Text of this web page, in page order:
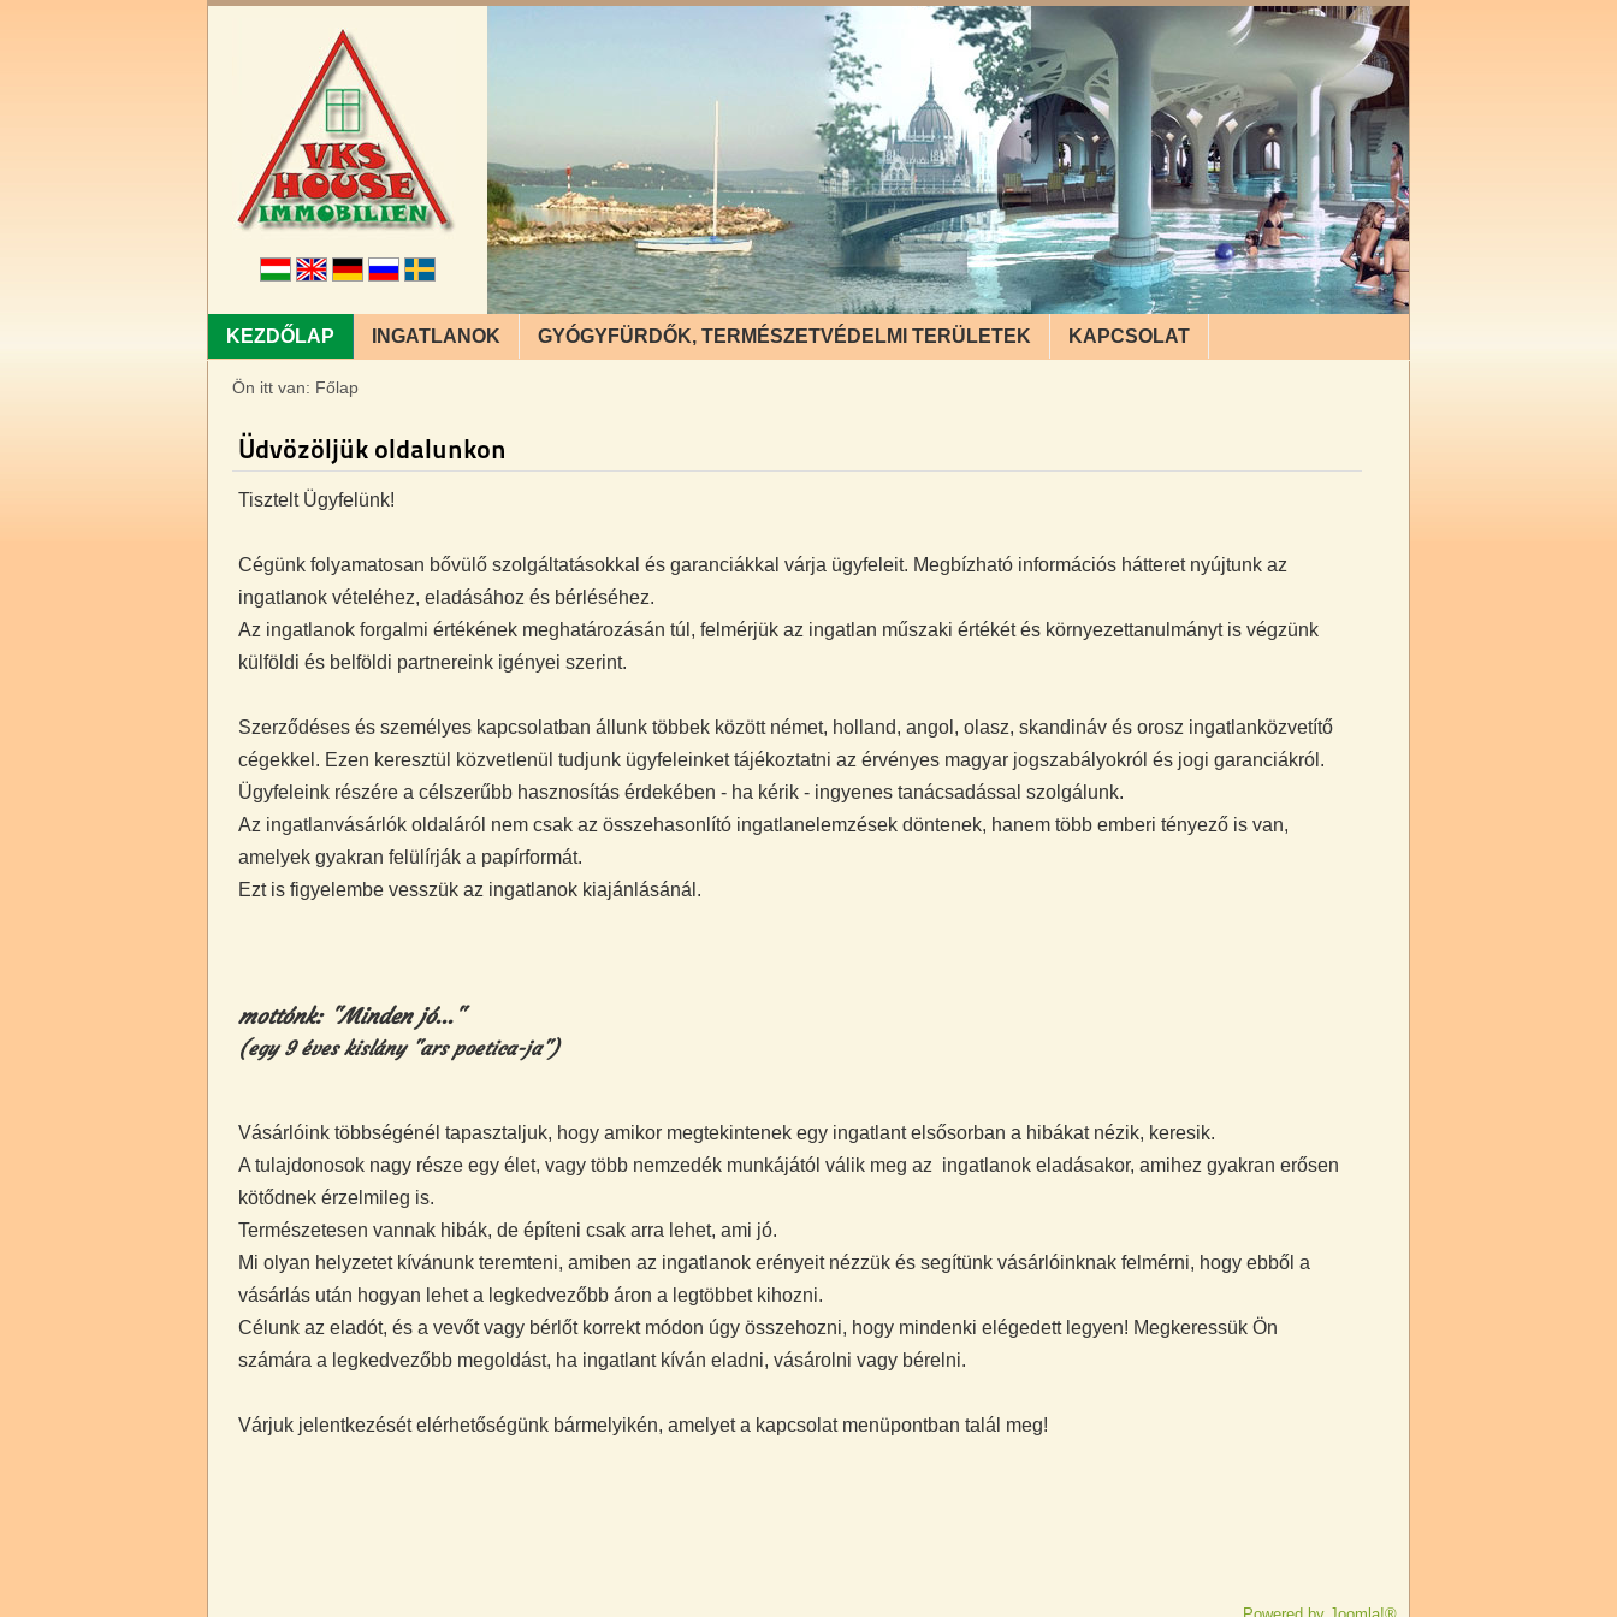
KEZDŐLAP INGATLANOK GYÓGYFÜRDŐK, TERMÉSZETVÉDELMI TERÜLETEK KAPCSOLAT
Ön itt van: Főlap
Üdvözöljük oldalunkon
Tisztelt Ügyfelünk!
Cégünk folyamatosan bővülő szolgáltatásokkal és garanciákkal várja ügyfeleit. Megbízható információs hátteret nyújtunk az
ingatlanok vételéhez, eladásához és bérléséhez.
Az ingatlanok forgalmi értékének meghatározásán túl, felmérjük az ingatlan műszaki értékét és környezettanulmányt is végzünk
külföldi és belföldi partnereink igényei szerint.
Szerződéses és személyes kapcsolatban állunk többek között német, holland, angol, olasz, skandináv és orosz ingatlanközvetítő
cégekkel. Ezen keresztül közvetlenül tudjunk ügyfeleinket tájékoztatni az érvényes magyar jogszabályokról és jogi garanciákról.
Ügyfeleink részére a célszerűbb hasznosítás érdekében - ha kérik - ingyenes tanácsadással szolgálunk.
Az ingatlanvásárlók oldaláról nem csak az összehasonlító ingatlanelemzések döntenek, hanem több emberi tényező is van,
amelyek gyakran felülírják a papírformát.
Ezt is figyelembe vesszük az ingatlanok kiajánlásánál.
mottónk: "Minden jó..."
(egy 9 éves kislány "ars poetica-ja")
Vásárlóink többségénél tapasztaljuk, hogy amikor megtekintenek egy ingatlant elsősorban a hibákat nézik, keresik.
A tulajdonosok nagy része egy élet, vagy több nemzedék munkájától válik meg az ingatlanok eladásakor, amihez gyakran erősen
kötődnek érzelmileg is.
Természetesen vannak hibák, de építeni csak arra lehet, ami jó.
Mi olyan helyzetet kívánunk teremteni, amiben az ingatlanok erényeit nézzük és segítünk vásárlóinknak felmérni, hogy ebből a
vásárlás után hogyan lehet a legkedvezőbb áron a legtöbbet kihozni.
Célunk az eladót, és a vevőt vagy bérlőt korrekt módon úgy összehozni, hogy mindenki elégedett legyen! Megkeressük Ön
számára a legkedvezőbb megoldást, ha ingatlant kíván eladni, vásárolni vagy bérelni.
Várjuk jelentkezését elérhetőségünk bármelyikén, amelyet a kapcsolat menüpontban talál meg!